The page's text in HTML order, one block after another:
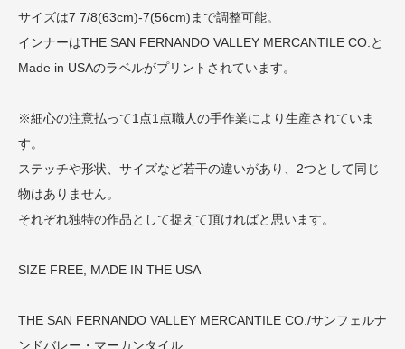
サイズは7 7/8(63cm)-7(56cm)まで調整可能。
インナーはTHE SAN FERNANDO VALLEY MERCANTILE CO.と
Made in USAのラベルがプリントされています。
※細心の注意払って1点1点職人の手作業により生産されていま
す。
ステッチや形状、サイズなど若干の違いがあり、2つとして同じ
物はありません。
それぞれ独特の作品として捉えて頂ければと思います。
SIZE FREE, MADE IN THE USA
THE SAN FERNANDO VALLEY MERCANTILE CO./サンフェルナ
ンドバレー・マーカンタイル